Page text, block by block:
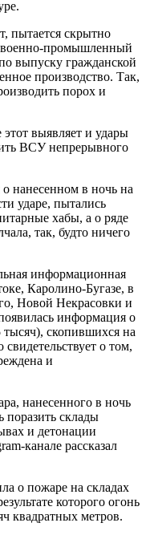
пытается скрытно
военно-промышленный
выпуску гражданской
производство. Так,
порох и
этот выявляет и удары
ВСУ непрерывного
нанесенном в ночь на
ударе, пытались
хабы, а о ряде
так, будто ничего
информационная
Каролино-Бугазе, в
Новой Некрасовки и
информация о
тысяч), скопившихся на
о том,
и
нанесенного в ночь
поразить склады
и детонации
канале рассказал
о пожаре на складах
которого огонь
квадратных метров.